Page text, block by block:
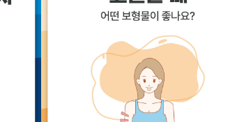
술은 한잔도 마시지 않는데
지방간이라고요??
2025.07.22